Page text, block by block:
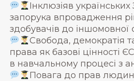
Інклюзіяв
запорука впровадження
здобувачів до іншомовної
Свобода, демократія
права як базові цінності
в навчальному процесі з
Повага до прав